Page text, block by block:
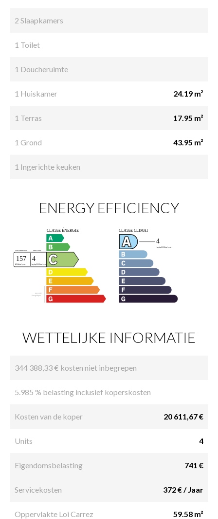
2 Slaapkamers
1 Toilet
1 Doucheruimte
1 Huiskamer 24.19 m²
1 Terras 17.95 m²
1 Grond 43.95 m²
1 Ingerichte keuken
ENERGY EFFICIENCY
WETTELIJKE INFORMATIE
344 388,33 € kosten niet inbegrepen
5.985 % belasting inclusief koperskosten
Kosten van de koper 20 611,67 €
Units 4
Eigendomsbelasting 741 €
Servicekosten 372 € / Jaar
Oppervlakte Loi Carrez 59.58 m²